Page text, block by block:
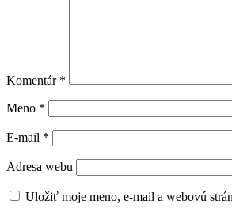
Komentár *
Meno *
E-mail *
Adresa webu
Uložiť moje meno, e-mail a webovú